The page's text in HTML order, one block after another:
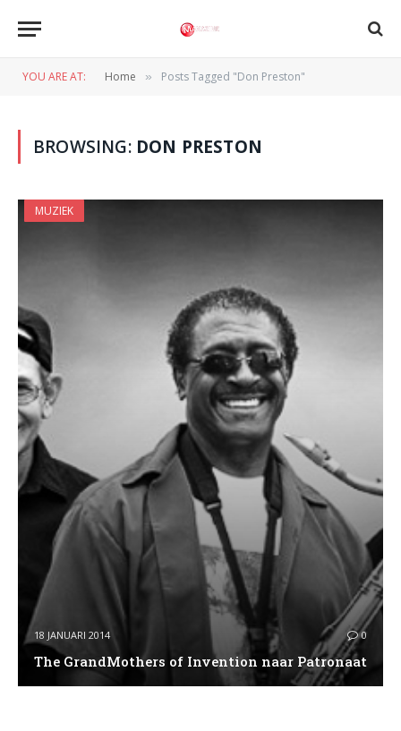
YOU ARE AT: Home » Posts Tagged "Don Preston"
BROWSING: DON PRESTON
MUZIEK
18 JANUARI 2014 0
The GrandMothers of Invention naar Patronaat